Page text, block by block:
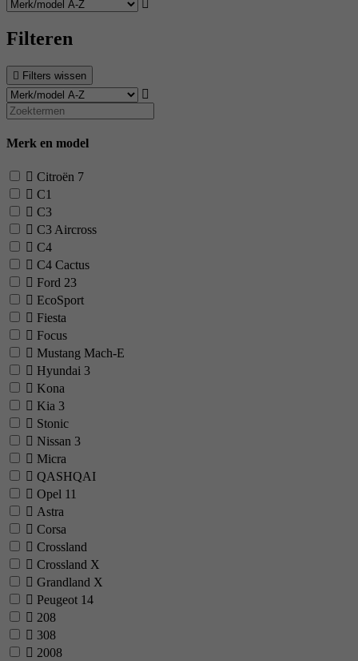
Filteren
Filters wissen
Merk en model
Citroën 7
C1
C3
C3 Aircross
C4
C4 Cactus
Ford 23
EcoSport
Fiesta
Focus
Mustang Mach-E
Hyundai 3
Kona
Kia 3
Stonic
Nissan 3
Micra
QASHQAI
Opel 11
Astra
Corsa
Crossland
Crossland X
Grandland X
Peugeot 14
208
308
2008